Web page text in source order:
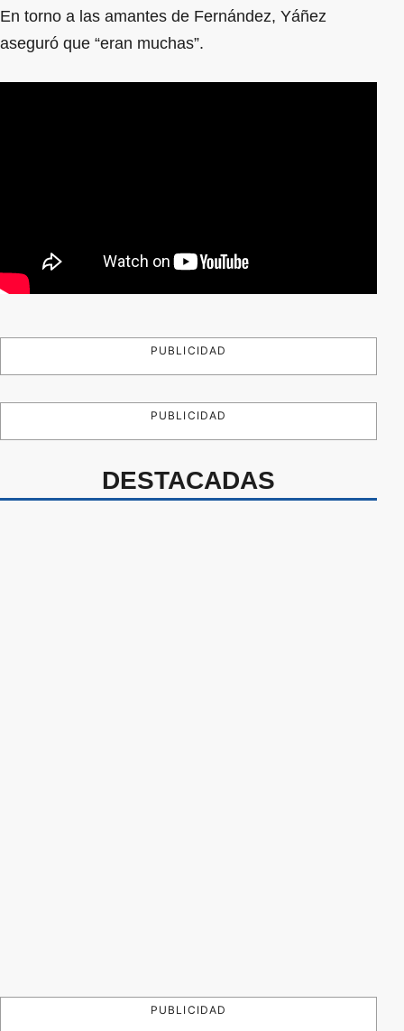
En torno a las amantes de Fernández, Yáñez
aseguró que “eran muchas”.
PUBLICIDAD
PUBLICIDAD
DESTACADAS
PUBLICIDAD